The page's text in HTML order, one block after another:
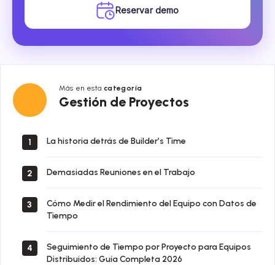
Reservar demo
Más en esta categoría
Gestión de Proyectos
Gestión
de
1
La historia detrás de Builder’s Time
2 Demasiadas Reuniones en el Trabajo
3
Cómo Medir el Rendimiento del Equipo con Datos de
Tiempo
4
Seguimiento de Tiempo por Proyecto para Equipos
Distribuidos: Guía Completa 2026